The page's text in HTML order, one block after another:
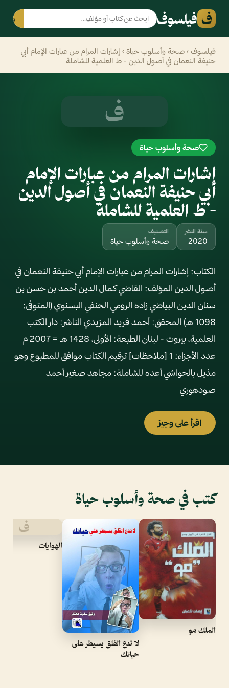
ف فيلسوف بحث
فيلسوف › صحة وأسلوب حياة › إشارات المرام من عبارات الإمام أبي
حنيفة النعمان في أصول الدين - ط العلمية للشاملة
ف
صحة وأسلوب حياة
إشارات المرام من عبارات الإمام
أبي حنيفة النعمان في أصول الدين
- ط العلمية للشاملة
سنة النشر
2020
التصنيف
صحة وأسلوب حياة
الكتاب: إشارات المرام من عبارات الإمام أبي حنيفة النعمان في
أصول الدين المؤلف: القاضي كمال الدين أحمد بن حسن بن
سنان الدين البياضي زاده الرومي الحنفي البسنوي (المتوفى:
1098 هـ) المحقق: أحمد فريد المزيدي الناشر: دار الكتب
العلمية، بيروت - لبنان الطبعة: الأولى، 1428 هـ = 2007 م
عدد الأجزاء: 1 [ملاحظات] ترقيم الكتاب موافق للمطبوع وهو
مذيل بالحواشي أعده للشاملة: مجاهد صغير أحمد
صودهوري
اقرأ على وجيز
كتب في صحة وأسلوب حياة
الملك مو
لا تدع القلق يسيطر على
حياتك
ف
الهوايات